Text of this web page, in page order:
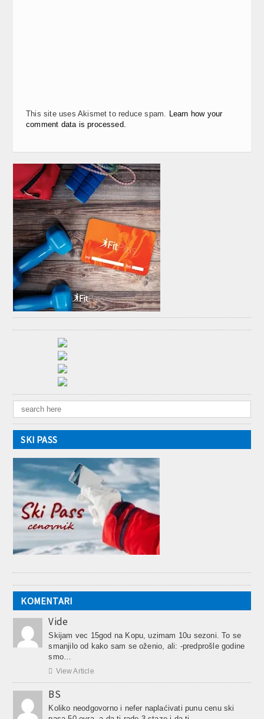
This site uses Akismet to reduce spam. Learn how your
comment data is processed.
SKI PASS
KOMENTARI
Vide
Skijam vec 15god na Kopu, uzimam 10u sezoni. To se
smanjilo od kako sam se oženio, ali: -predprošle godine
smo…
 View Article
BS
Koliko neodgovorno i nefer naplaćivati punu cenu ski